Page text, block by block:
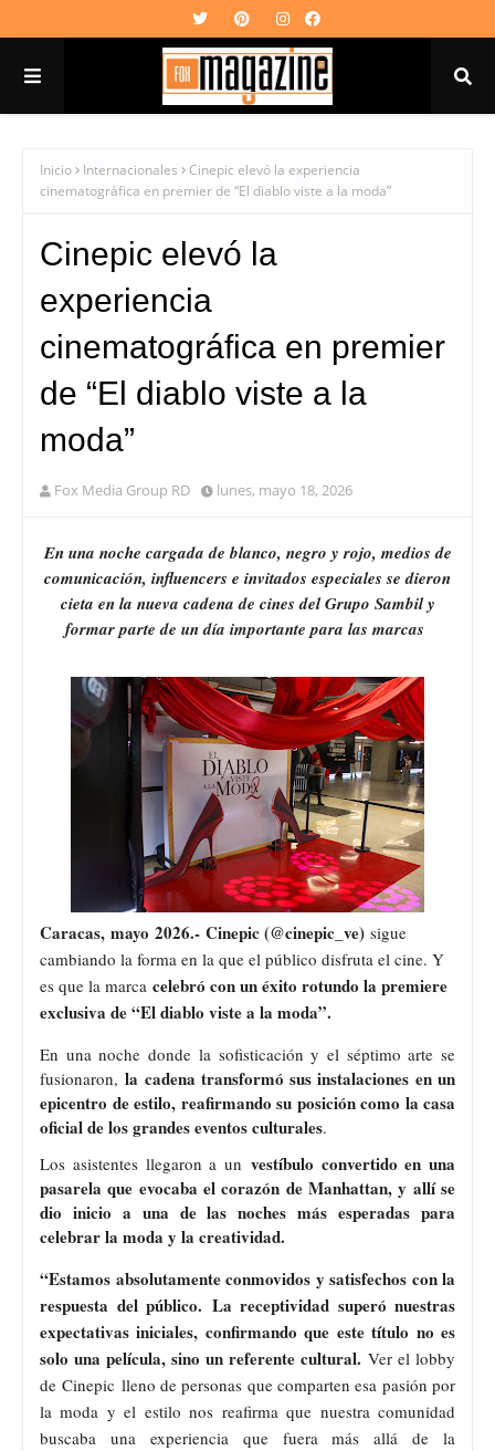
Inicio Internacionales
Cinepic elevó la experiencia
cinematográfica en premier de “El diablo viste a la moda”
Cinepic elevó la
experiencia
cinematográfica en premier
de “El diablo viste a la
moda”
Fox Media Group RD lunes, mayo 18, 2026
En una noche cargada de blanco, negro y rojo, medios de
comunicación, influencers e invitados especiales se dieron
cieta en la nueva cadena de cines del Grupo Sambil y
formar parte de un día importante para las marcas
Caracas, mayo 2026.- Cinepic (@cinepic_ve) sigue
cambiando la forma en la que el público disfruta el cine. Y
es que la marca celebró con un éxito rotundo la premiere
exclusiva de “El diablo viste a la moda”.
En una noche donde la sofisticación y el séptimo arte se
fusionaron,la cadena transformó sus instalaciones en un
epicentro de estilo, reafirmando su posición como la casa
oficial de los grandes eventos culturales.
Los asistentes llegaron a un vestíbulo convertido en una
pasarela que evocaba el corazón de Manhattan, y allí se
dio inicio a una de las noches más esperadas para
celebrar la moda y la creatividad.
“Estamos absolutamente conmovidos y satisfechos con la
respuesta del público. La receptividad superó nuestras
expectativas iniciales, confirmando que este título no es
solo una película, sino un referente cultural. Ver el lobby
de Cinepic lleno de personas que comparten esa pasión por
la moda y el estilo nos reafirma que nuestra comunidad
buscaba una experiencia que fuera más allá de la